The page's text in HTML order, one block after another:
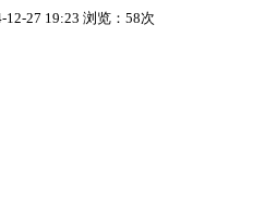
12-27 19:23 浏览：58次